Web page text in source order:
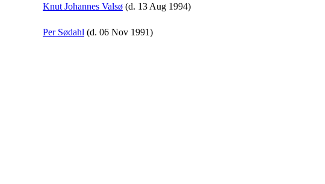
Knut Johannes Valsø (d. 13 Aug 1994)
Per Sødahl (d. 06 Nov 1991)